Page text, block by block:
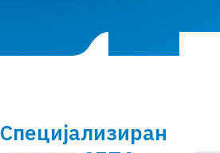
Специјализиран